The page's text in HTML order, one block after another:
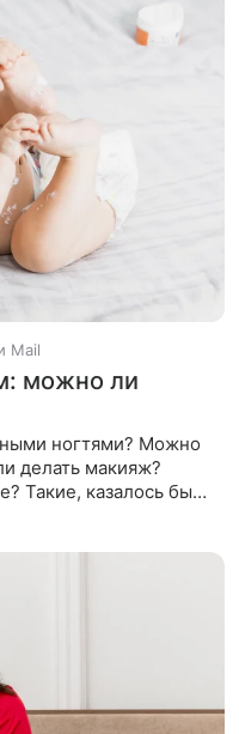
Mail
можно ли
ногтями? Можно
делать макияж?
Такие, казалось бы,